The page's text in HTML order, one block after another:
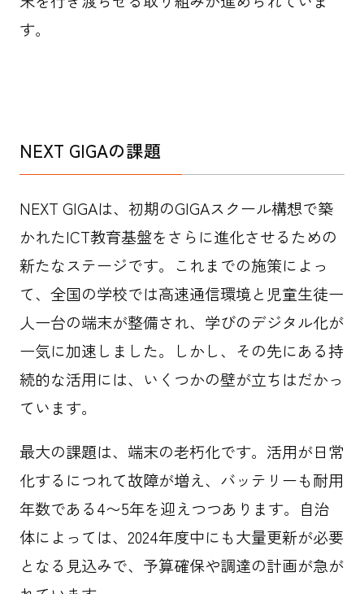
す。
NEXT GIGAの課題
NEXT GIGAは、初期のGIGAスクール構想で築
かれたICT教育基盤をさらに進化させるための
新たなステージです。これまでの施策によっ
て、全国の学校では高速通信環境と児童生徒一
人一台の端末が整備され、学びのデジタル化が
一気に加速しました。しかし、その先にある持
続的な活用には、いくつかの壁が立ちはだかっ
ています。
最大の課題は、端末の老朽化です。活用が日常
化するにつれて故障が増え、バッテリーも耐用
年数である4〜5年を迎えつつあります。自治
体によっては、2024年度中にも大量更新が必要
となる見込みで、予算確保や調達の計画が急が